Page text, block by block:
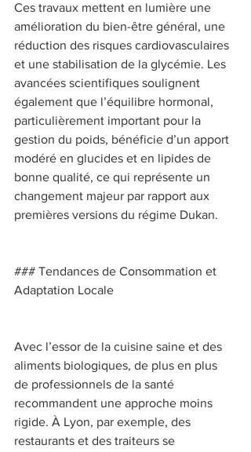
Ces travaux mettent en lumière une
amélioration du bien-être général, une
réduction des risques cardiovasculaires
et une stabilisation de la glycémie. Les
avancées scientifiques soulignent
également que l’équilibre hormonal,
particulièrement important pour la
gestion du poids, bénéficie d’un apport
modéré en glucides et en lipides de
bonne qualité, ce qui représente un
changement majeur par rapport aux
premières versions du régime Dukan.
### Tendances de Consommation et
Adaptation Locale
Avec l’essor de la cuisine saine et des
aliments biologiques, de plus en plus
de professionnels de la santé
recommandent une approche moins
rigide. À Lyon, par exemple, des
restaurants et des traiteurs se